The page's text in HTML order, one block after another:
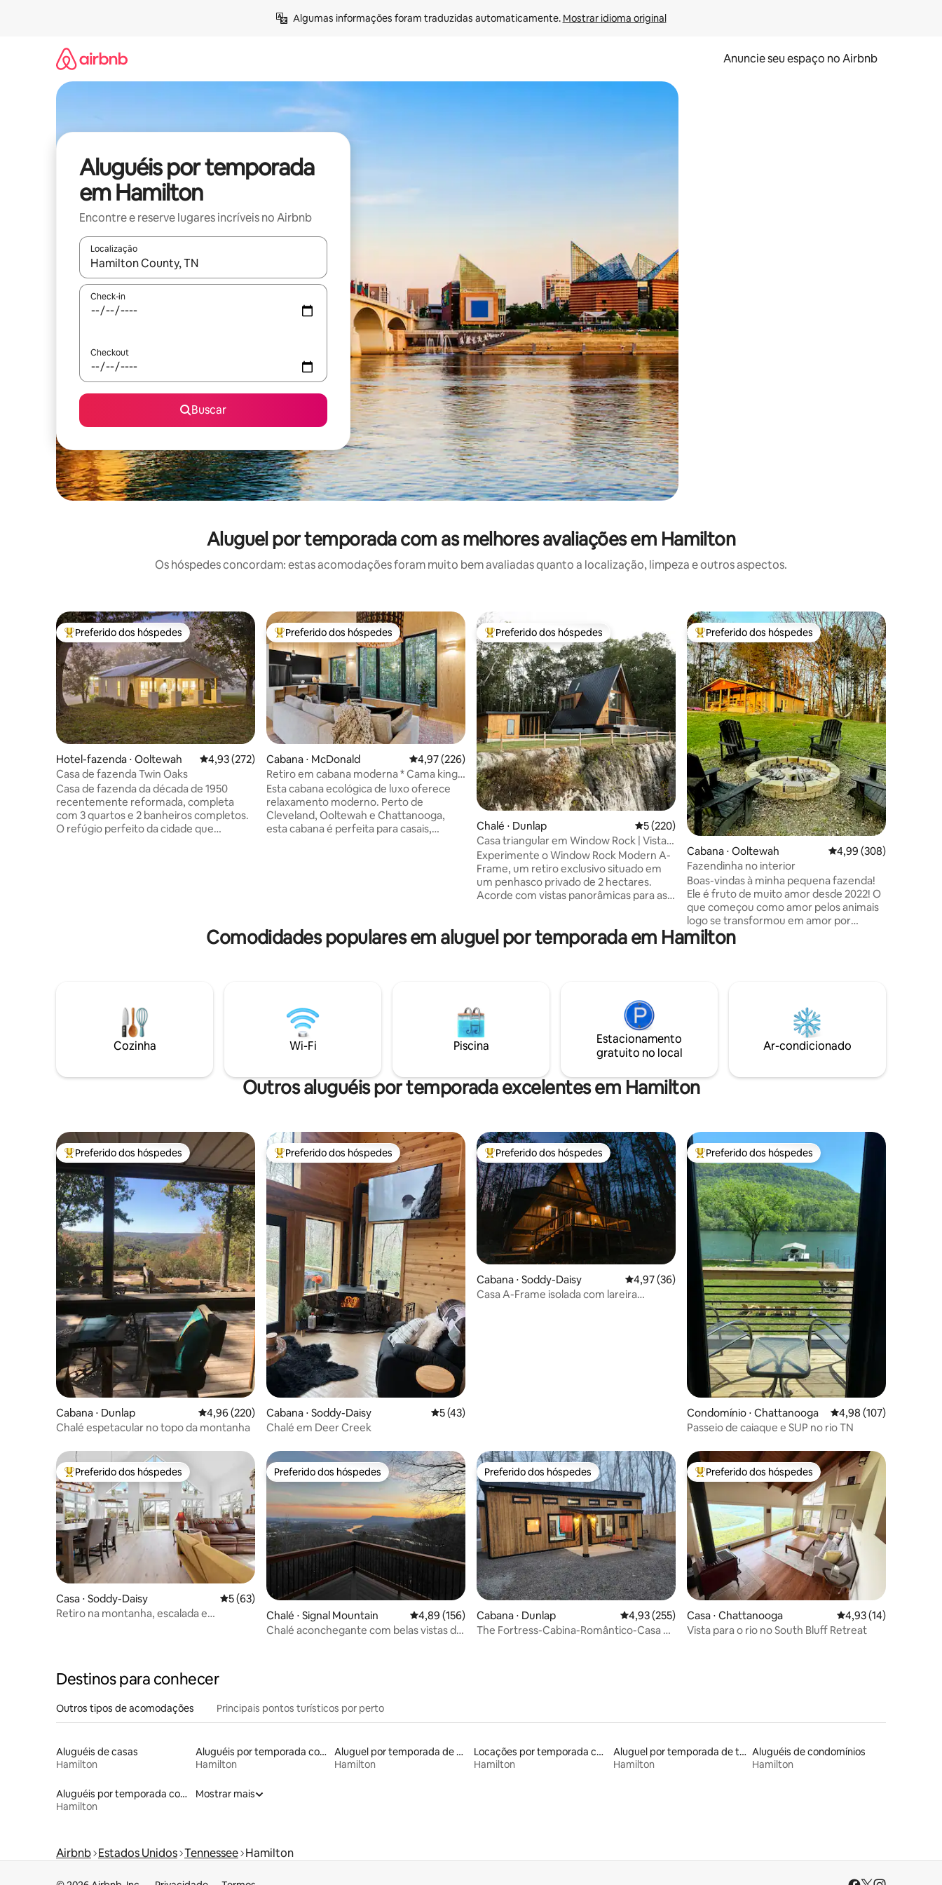
Algumas informações foram traduzidas automaticamente. Mostrar idioma original
Anuncie seu espaço no Airbnb
Aluguéis por temporada
em Hamilton
Encontre e reserve lugares incríveis no Airbnb
Localização
Quando os resultados estiverem disponíveis, explore-os usando as seta para cima e para baixo do teclado ou tocando e deslizando o dedo na tela.
Check-in
Checkout
Buscar
Aluguel por temporada com as melhores avaliações em Hamilton
Os hóspedes concordam: estas acomodações foram muito bem avaliadas quanto a localização, limpeza e outros aspectos.
Entre os melhores preferidos dos hóspedes
Preferido dos hóspedes
Hotel-fazenda ⋅ Ooltewah 4,93 de uma avaliação média de 5, 272 avaliações
4,93 (272)
Casa de fazenda Twin Oaks
Casa de fazenda da década de 1950
recentemente reformada, completa
com 3 quartos e 2 banheiros completos.
O refúgio perfeito da cidade que
máquina de lavar/secar. Desfrute de
todas as estações na varanda coberta
Entre os melhores preferidos dos hóspedes
Preferido dos hóspedes
Cabana ⋅ McDonald 4,97 de uma avaliação média de 5, 226 avaliações
4,97 (226)
Retiro em cabana moderna * Cama king-
size * Perto de Chattanooga
Esta cabana ecológica de luxo oferece
relaxamento moderno. Perto de
Cleveland, Ooltewah e Chattanooga,
esta cabana é perfeita para casais,
extraordinária cabana de construção
ecológica. Locais de interesse: Southern
Entre os melhores preferidos dos hóspedes
Preferido dos hóspedes
Chalé ⋅ Dunlap 5 de uma avaliação média de 5, 220 avaliações
5 (220)
Casa triangular em Window Rock | Vista
para o penhasco, banheira de
hidromassagem, entre as 1% melhores
Experimente o Window Rock Modern A-
Frame, um retiro exclusivo situado em
um penhasco privado de 2 hectares.
Acorde com vistas panorâmicas para as
de 2,10 metros ao pôr-do-sol. Termine a
noite ao redor da fogueira sob um dos
nos em @windowrockmodern ou
encontre-nos online. Reservado na data
de sua preferência? Experimente nossa
outra propriedade maior, Jackson Point!
Entre os melhores preferidos dos hóspedes
Preferido dos hóspedes
Cabana ⋅ Ooltewah 4,99 de uma avaliação
4,99 (308)
Fazendinha no interior
Boas-vindas à minha pequena fazenda!
Ele é fruto de muito amor desde 2022! O
que começou como amor pelos animais
logo se transformou em amor por
receber hóspedes, pela hospitalidade e
por ver o rosto de uma criança se
Sampson, um adorável cão de montanha
dos Pirineus que vive feliz com seus 8
amigos… Mable, Callie, Mama, Fluffy, Billy,
Blanche, Rose e Dorothy. Vou deixar a luz
Comodidades populares em aluguel por temporada em Hamilton
Cozinha Wi-Fi Piscina
Estacionamento
gratuito no local
Ar-condicionado
Outros aluguéis por temporada excelentes em Hamilton
Entre os melhores preferidos dos hóspedes
Preferido dos hóspedes
Cabana ⋅ Dunlap 4,96 de uma avaliação média de 5, 220 avaliações
4,96 (220)
Chalé espetacular no topo da montanha
Entre os melhores preferidos dos hóspedes
Preferido dos hóspedes
Cabana ⋅ Soddy-Daisy 5 de uma avaliação média de 5, 43 avaliações
5 (43)
Chalé em Deer Creek
Entre os melhores preferidos dos hóspedes
Preferido dos hóspedes
Cabana ⋅ Soddy-Daisy 4,97 de uma avaliação média de 5, 36 avaliações
4,97 (36)
Casa A-Frame isolada com lareira
Entre os melhores preferidos dos hóspedes
Preferido dos hóspedes
Condomínio ⋅ Chattanooga 4,98 de uma avaliação
4,98 (107)
Passeio de caiaque e SUP no rio TN
Entre os melhores preferidos dos hóspedes
Preferido dos hóspedes
Casa ⋅ Soddy-Daisy 5 de uma avaliação média de 5, 63 avaliações
5 (63)
Retiro na montanha, escalada e
Preferido dos hóspedes
Preferido dos hóspedes
Chalé ⋅ Signal Mountain 4,89 de uma avaliação média de 5, 156 avaliações
4,89 (156)
Chalé aconchegante com belas vistas do
Preferido dos hóspedes
Preferido dos hóspedes
Cabana ⋅ Dunlap 4,93 de uma avaliação média de 5, 255 avaliações
4,93 (255)
The Fortress-Cabina-Romântico-Casa de
Entre os melhores preferidos dos hóspedes
Preferido dos hóspedes
Casa ⋅ Chattanooga 4,93 de uma
4,93 (14)
Vista para o rio no South Bluff Retreat
Destinos para conhecer
Outros tipos de acomodações Principais pontos turísticos por perto
Aluguéis de casas
Hamilton
Aluguéis por temporada com banheira de hidromassagem
Hamilton
Aluguel por temporada de microcasas
Hamilton
Locações por temporada com piscina
Hamilton
Aluguel por temporada de townhouses
Hamilton
Aluguéis de condomínios
Hamilton
Aluguéis por temporada com suítes privativas
Hamilton
Mostrar mais
Airbnb Estados Unidos Tennessee Hamilton